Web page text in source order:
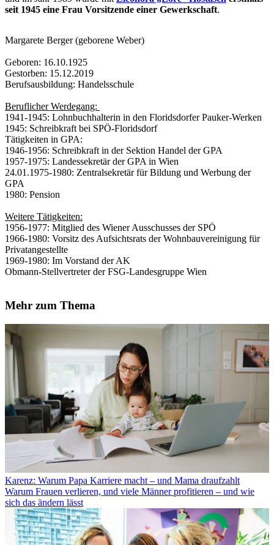
seit 1945 eine Frau Vorsitzende einer Gewerkschaft.
Margarete Berger (geborene Weber)
Geboren: 16.10.1925
Gestorben: 15.12.2019
Berufsausbildung: Handelsschule
Beruflicher Werdegang:
1941-1945: Lohnbuchhalterin in den Floridsdorfer Pauker-Werken
1945: Schreibkraft bei SPÖ-Floridsdorf
Tätigkeiten in GPA:
1946-1956: Schreibkraft in der Sektion Handel der GPA
1957-1975: Landessekretär der GPA in Wien
24.01.1975-1980: Zentralsekretär für Bildung und Werbung der
GPA
1980: Pension
Weitere Tätigkeiten:
1956-1977: Mitglied des Wiener Ausschusses der SPÖ
1966-1980: Vorsitz des Aufsichtsrats der Wohnbauvereinigung für
Privatangestellte
1969-1980: Im Vorstand der AK
Obmann-Stellvertreter der FSG-Landesgruppe Wien
Mehr zum Thema
Karenz: Warum Papa Karriere macht – und Mama draufzahlt
Warum Frauen verlieren, und viele Männer profitieren – und wie
sich das ändern lässt